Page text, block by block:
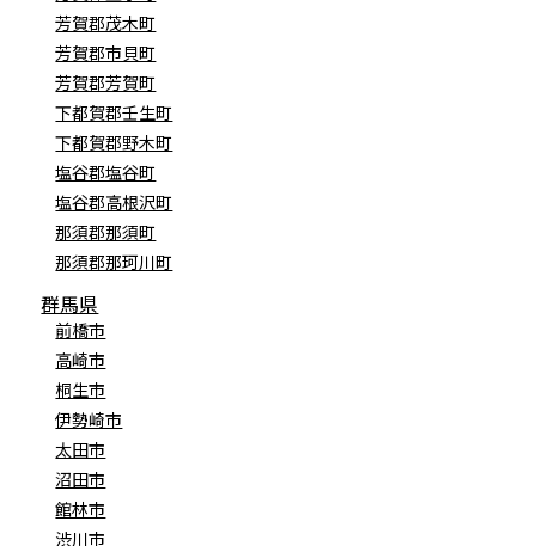
芳賀郡茂木町
芳賀郡市貝町
芳賀郡芳賀町
下都賀郡壬生町
下都賀郡野木町
塩谷郡塩谷町
塩谷郡高根沢町
那須郡那須町
那須郡那珂川町
群馬県
前橋市
高崎市
桐生市
伊勢崎市
太田市
沼田市
館林市
渋川市